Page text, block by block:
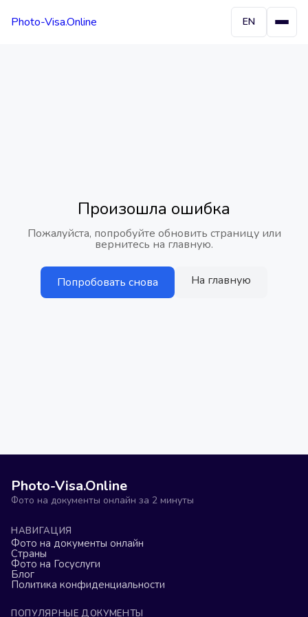
Photo-Visa.Online EN
Произошла ошибка
Пожалуйста, попробуйте обновить страницу или
вернитесь на главную.
Попробовать снова На главную
Photo-Visa.Online
Фото на документы онлайн за 2 минуты
НАВИГАЦИЯ
Фото на документы онлайн
Страны
Фото на Госуслуги
Блог
Политика конфиденциальности
ПОПУЛЯРНЫЕ ДОКУМЕНТЫ